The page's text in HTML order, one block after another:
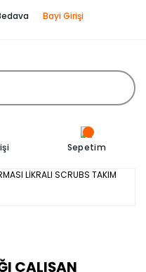
Bayi Girişi
Sepetim
ÇALIŞAN